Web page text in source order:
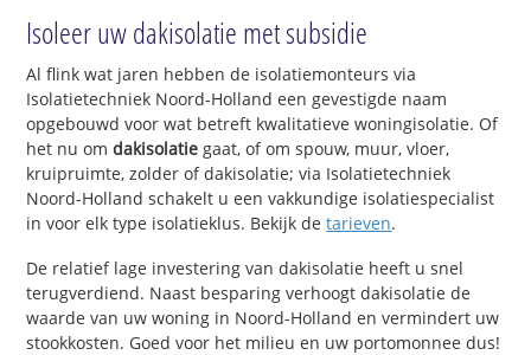
Isoleer uw dakisolatie met subsidie
Al flink wat jaren hebben de isolatiemonteurs via
Isolatietechniek Noord-Holland een gevestigde naam
opgebouwd voor wat betreft kwalitatieve woningisolatie. Of
het nu omdakisolatie gaat, of om spouw, muur, vloer,
kruipruimte, zolder of dakisolatie; via Isolatietechniek
Noord-Holland schakelt u een vakkundige isolatiespecialist
in voor elk type isolatieklus. Bekijk detarieven.
De relatief lage investering van dakisolatie heeft u snel
terugverdiend. Naast besparing verhoogt dakisolatie de
waarde van uw woning in Noord-Holland en vermindert uw
stookkosten. Goed voor het milieu en uw portomonnee dus!